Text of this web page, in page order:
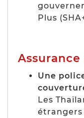
Plus
Assurance
Une
Les
étrangers